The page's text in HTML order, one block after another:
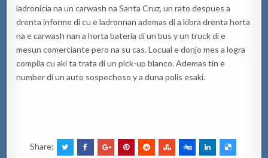
ladronicia na un carwash na Santa Cruz, un rato despues a
drenta informe di cu e ladronnan ademas di a kibra drenta horta
na e carwash nan a horta bateria di un bus y un truck di e
mesun comerciante pero na su cas. Locual e donjo mes a logra
compila cu aki ta trata di un pick-up blanco. Ademas tin e
number di un auto sospechoso y a duna polis esaki.
Share: